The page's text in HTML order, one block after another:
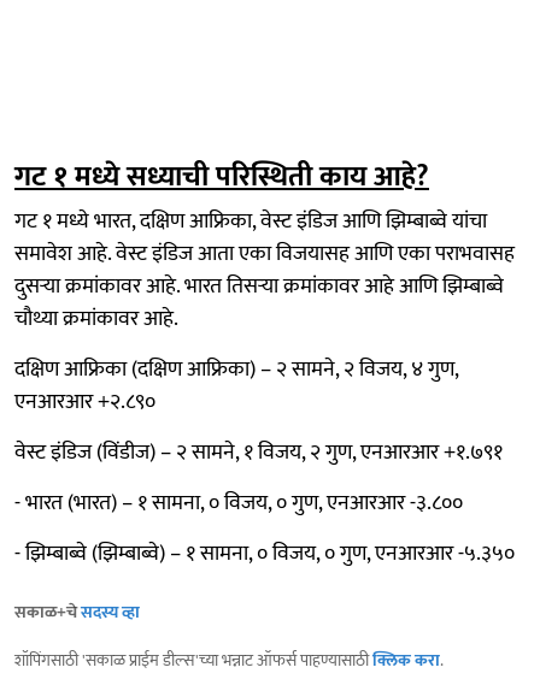
गट १ मध्ये सध्याची परिस्थिती काय आहे?
गट १ मध्ये भारत, दक्षिण आफ्रिका, वेस्ट इंडिज आणि झिम्बाब्वे यांचा
समावेश आहे. वेस्ट इंडिज आता एका विजयासह आणि एका पराभवासह
दुसऱ्या क्रमांकावर आहे. भारत तिसऱ्या क्रमांकावर आहे आणि झिम्बाब्वे
चौथ्या क्रमांकावर आहे.
दक्षिण आफ्रिका (दक्षिण आफ्रिका) – २ सामने, २ विजय, ४ गुण,
एनआरआर +२.८९०
वेस्ट इंडिज (विंडीज) – २ सामने, १ विजय, २ गुण, एनआरआर +१.७९१
- भारत (भारत) – १ सामना, ० विजय, ० गुण, एनआरआर -३.८००
- झिम्बाब्वे (झिम्बाब्वे) – १ सामना, ० विजय, ० गुण, एनआरआर -५.३५०
सकाळ+चेसदस्य व्हा
शॉपिंगसाठी 'सकाळ प्राईम डील्स'च्या भन्नाट ऑफर्स पाहण्यासाठीक्लिक करा.